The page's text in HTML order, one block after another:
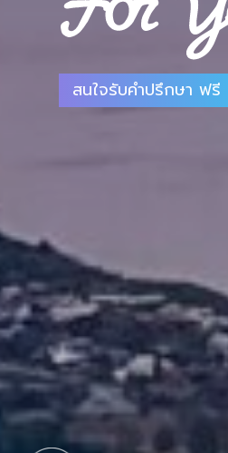
สนใจรับคำปรึกษา ฟรี
สนใจรับคำปรึกษา ฟรี
สนใจรับคำปรึกษา ฟรี
สนใจรับคำปรึกษา ฟรี